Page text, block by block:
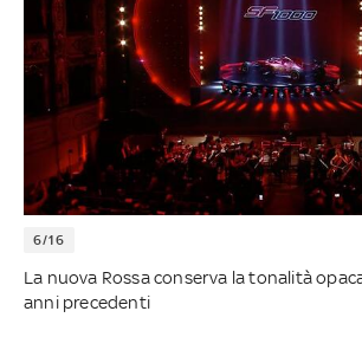
6/16
La nuova Rossa conserva la tonalità
anni precedenti